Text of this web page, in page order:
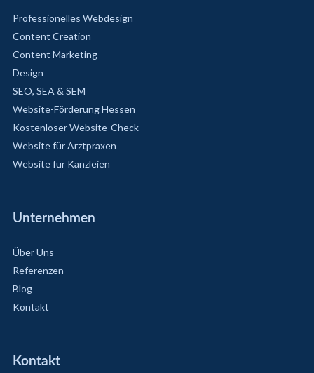
Professionelles Webdesign
Content Creation
Content Marketing
Design
SEO, SEA & SEM
Website-Förderung Hessen
Kostenloser Website-Check
Website für Arztpraxen
Website für Kanzleien
Unternehmen
Über Uns
Referenzen
Blog
Kontakt
Kontakt